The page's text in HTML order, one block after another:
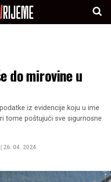
do mirovine u
iz evidencije koju u ime
tome poštujući sve sigurnosne
26. 04. 2024.